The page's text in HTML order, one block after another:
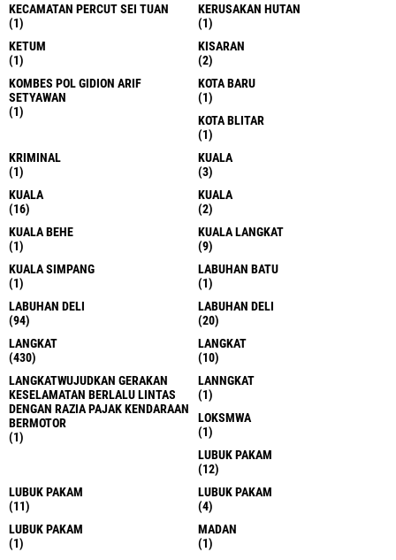
KECAMATAN PERCUT SEI TUAN
(1)
KERUSAKAN HUTAN
(1)
KETUM
(1)
KISARAN
(2)
KOMBES POL GIDION ARIF
SETYAWAN
(1)
KOTA BARU
(1)
KOTA BLITAR
(1)
KRIMINAL
(1)
KUALA
(3)
KUALA
(16)
KUALA
(2)
KUALA BEHE
(1)
KUALA LANGKAT
(9)
KUALA SIMPANG
(1)
LABUHAN BATU
(1)
LABUHAN DELI
(94)
LABUHAN DELI
(20)
LANGKAT
(430)
LANGKAT
(10)
LANGKATWUJUDKAN GERAKAN
KESELAMATAN BERLALU LINTAS
DENGAN RAZIA PAJAK KENDARAAN
BERMOTOR
(1)
LANNGKAT
(1)
LOKSMWA
(1)
LUBUK PAKAM
(12)
LUBUK PAKAM
(11)
LUBUK PAKAM
(4)
LUBUK PAKAM
(1)
MADAN
(1)